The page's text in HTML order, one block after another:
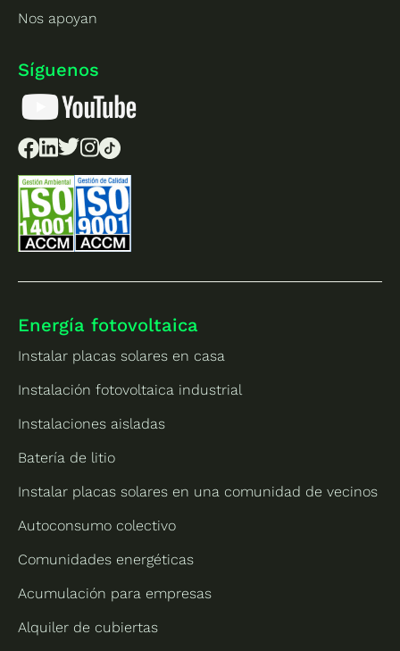
Nos apoyan
Síguenos
Energía fotovoltaica
Instalar placas solares en casa
Instalación fotovoltaica industrial
Instalaciones aisladas
Batería de litio
Instalar placas solares en una comunidad de vecinos
Autoconsumo colectivo
Comunidades energéticas
Acumulación para empresas
Alquiler de cubiertas